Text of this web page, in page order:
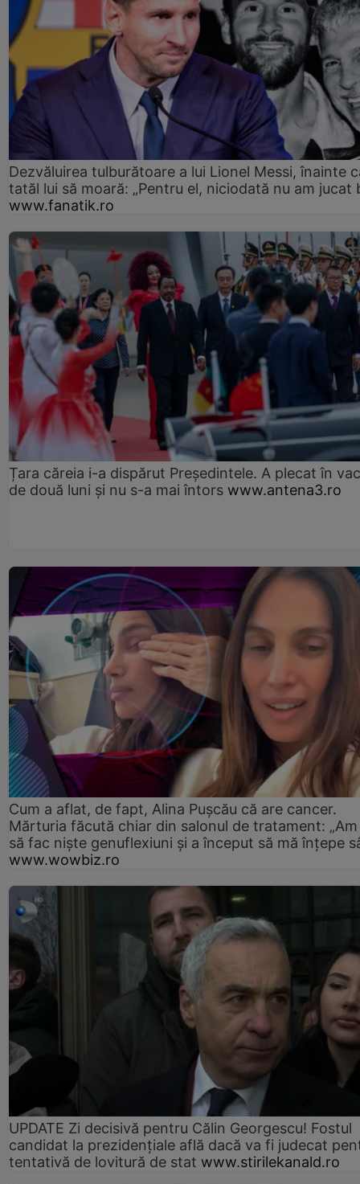
Dezvăluirea tulburătoare a lui Lionel Messi, înainte
tatăl lui să moară: „Pentru el, niciodată nu am jucat
www.fanatik.ro
Țara căreia i-a dispărut Președintele. A plecat în
de două luni și nu s-a mai întors www.antena3.ro
Cum a aflat, de fapt, Alina Pușcău că are cancer.
Mărturia făcută chiar din salonul de tratament:
să fac niște genuflexiuni și a început să mă înțepe
www.wowbiz.ro
UPDATE Zi decisivă pentru Călin Georgescu! Fostul
candidat la prezidențiale află dacă va fi judecat
tentativă de lovitură de stat www.stirilekanald.ro